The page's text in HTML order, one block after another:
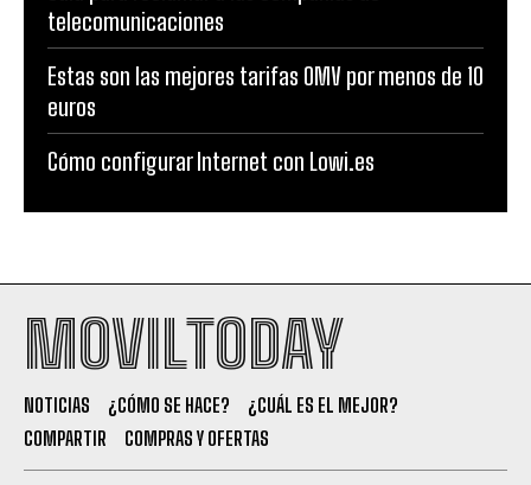
telecomunicaciones
Estas son las mejores tarifas OMV por menos de 10
euros
Cómo configurar Internet con Lowi.es
MOVILTODAY
NOTICIAS ¿CÓMO SE HACE?
¿CUÁL ES EL MEJOR?
COMPARTIR
COMPRAS Y OFERTAS